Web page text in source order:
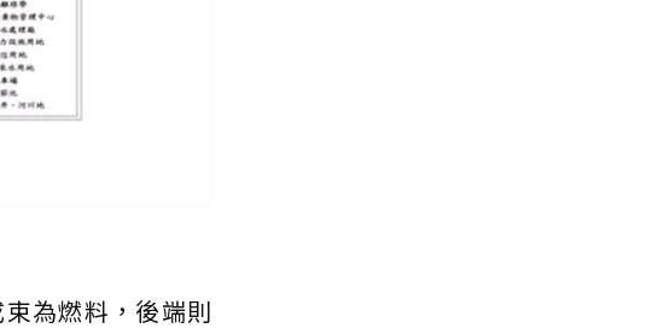
為燃料，後端則